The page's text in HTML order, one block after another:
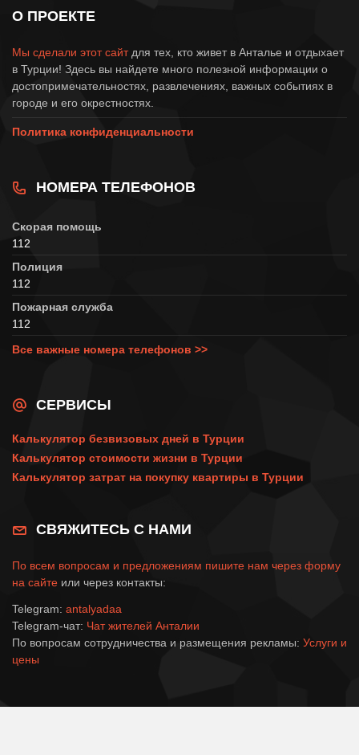
О ПРОЕКТЕ
Мы сделали этот сайтдля тех, кто живет в Анталье и отдыхает
в Турции! Здесь вы найдете много полезной информации о
достопримечательностях, развлечениях, важных событиях в
городе и его окрестностях.
Политика конфиденциальности
НОМЕРА ТЕЛЕФОНОВ
Скорая помощь
112
Полиция
112
Пожарная служба
112
Все важные номера телефонов >>
СЕРВИСЫ
Калькулятор безвизовых дней в Турции
Калькулятор стоимости жизни в Турции
Калькулятор затрат на покупку квартиры в Турции
СВЯЖИТЕСЬ С НАМИ
По всем вопросам и предложениям пишите нам через форму
на сайте или через контакты:
Telegram: antalyadaa
Telegram-чат: Чат жителей Анталии
По вопросам сотрудничества и размещения рекламы: Услуги и
цены